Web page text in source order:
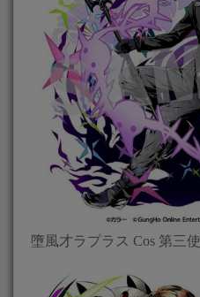
墮風才ラプラス Cos 第三